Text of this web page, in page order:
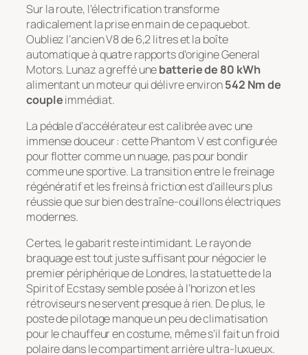
Sur la route, l’électrification transforme
radicalement la prise en main de ce paquebot.
Oubliez l’ancien V8 de 6,2 litres et la boîte
automatique à quatre rapports d’origine General
Motors. Lunaz a greffé unebatterie de 80 kWh
alimentant un moteur qui délivre environ542 Nm de
coupleimmédiat.
La pédale d’accélérateur est calibrée avec une
immense douceur : cette Phantom V est configurée
pour flotter comme un nuage, pas pour bondir
comme une sportive. La transition entre le freinage
régénératif et les freins à friction est d’ailleurs plus
réussie que sur bien des traîne-couillons électriques
modernes.
Certes, le gabarit reste intimidant. Le rayon de
braquage est tout juste suffisant pour négocier le
premier périphérique de Londres, la statuette de la
Spirit of Ecstasysemble posée à l’horizon et les
rétroviseurs ne servent presque à rien. De plus, le
poste de pilotage manque un peu de climatisation
pour le chauffeur en costume, même s’il fait un froid
polaire dans le compartiment arrière ultra-luxueux.